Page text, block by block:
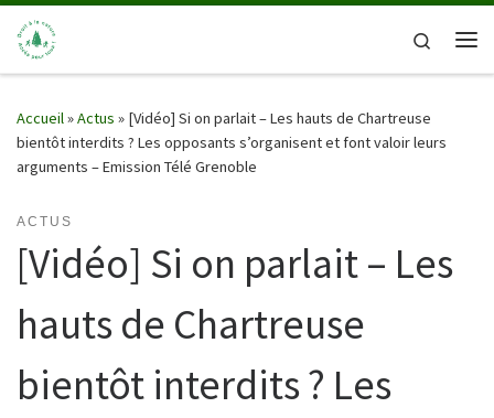
Passer au contenu
Search
Accueil»Actus » [Vidéo] Si on parlait – Les hauts de Chartreuse
bientôt interdits ? Les opposants s’organisent et font valoir leurs
arguments – Emission Télé Grenoble
ACTUS
[Vidéo] Si on parlait – Les
hauts de Chartreuse
bientôt interdits ? Les